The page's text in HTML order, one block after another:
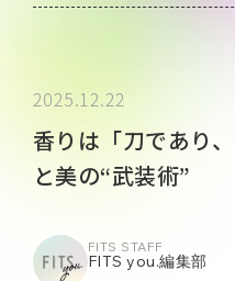
2025.12.22
香りは「刀であり
と美の“武装術”
FITS STAFF
FITS you.編集部